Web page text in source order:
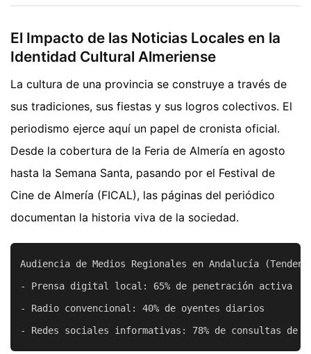
El Impacto de las Noticias Locales en la
Identidad Cultural Almeriense
La cultura de una provincia se construye a través de
sus tradiciones, sus fiestas y sus logros colectivos. El
periodismo ejerce aquí un papel de cronista oficial.
Desde la cobertura de la Feria de Almería en agosto
hasta la Semana Santa, pasando por el Festival de
Cine de Almería (FICAL), las páginas del periódico
documentan la historia viva de la sociedad.
Audiencia de Medios Regionales en Andalucía
- Prensa digital local: 65% de penetración activa
- Radio convencional: 40% de oyentes diarios